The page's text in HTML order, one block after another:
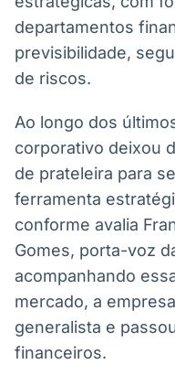
departamentos
previsibilidade,
de riscos.
Ao longo dos
corporativo deixou
de prateleira para
ferramenta
conforme avalia
Gomes, porta-voz
acompanhando
mercado, a
generalista e
financeiros.